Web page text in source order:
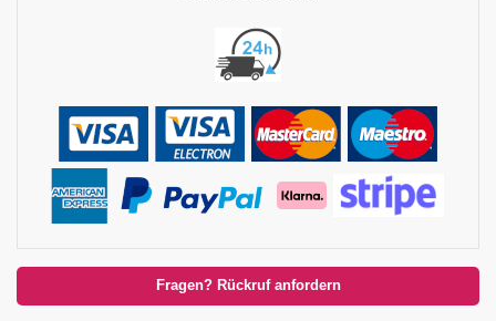
Fragen? Rückruf anfordern